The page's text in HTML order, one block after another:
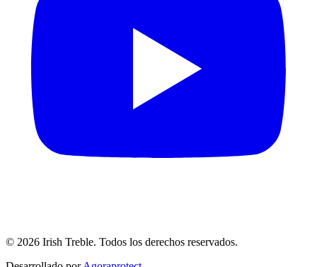
© 2026 Irish Treble. Todos los derechos reservados.